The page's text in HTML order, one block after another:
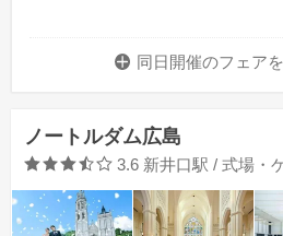
同日開催のフェアを
ノートルダム広島
口コミ評価
3.6 新井口駅 / 式場・